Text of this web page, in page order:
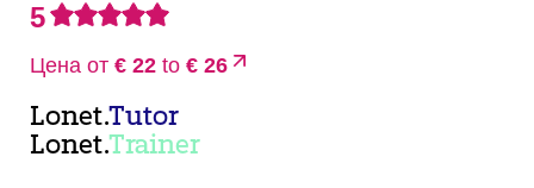
5
Цена от € 22 to € 26
Lonet.Tutor
Lonet.Trainer